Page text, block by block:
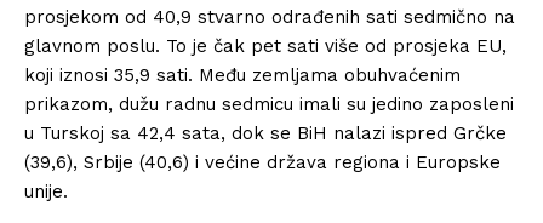
prosjekom od 40,9 stvarno odrađenih sati sedmično na
glavnom poslu. To je čak pet sati više od prosjeka EU,
koji iznosi 35,9 sati. Među zemljama obuhvaćenim
prikazom, dužu radnu sedmicu imali su jedino zaposleni
u Turskoj sa 42,4 sata, dok se BiH nalazi ispred Grčke
(39,6), Srbije (40,6) i većine država regiona i Europske
unije.